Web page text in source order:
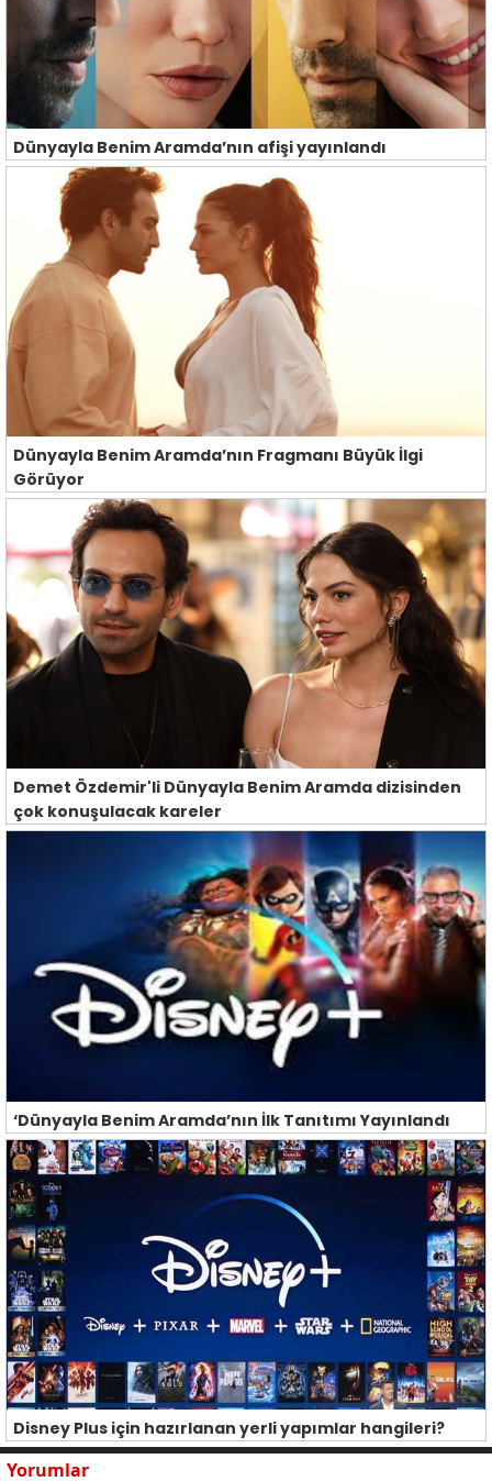
Dünyayla Benim Aramda’nın afişi yayınlandı
Dünyayla Benim Aramda’nın Fragmanı Büyük İlgi
Görüyor
Demet Özdemir'li Dünyayla Benim Aramda dizisinden
çok konuşulacak kareler
‘Dünyayla Benim Aramda’nın İlk Tanıtımı Yayınlandı
Disney Plus için hazırlanan yerli yapımlar hangileri?
Yorumlar